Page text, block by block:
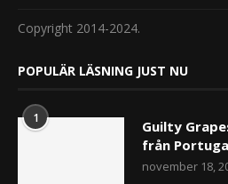
Copyright 2014-2024.
POPULÄR LÄSNING JUST NU
1
Guilty
från
november 18,